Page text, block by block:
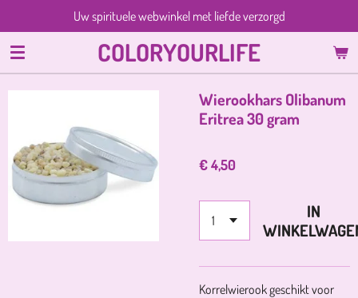
direct
naar
de
hoofdinhoud
COLORYOURLIFE
Uw spirituele webwinkel met liefde verzorgd
Wierookhars Olibanum
Eritrea 30 gram
€ 4,50
IN
Korrelwierook geschikt voor